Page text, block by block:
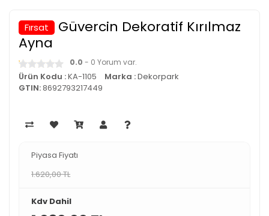
Fırsat
Güvercin Dekoratif Kırılmaz
Ayna
0.0 - 0 Yorum var.
Ürün Kodu :KA-1105 Marka :Dekorpark
GTIN:8692793217449
Piyasa Fiyatı
1.620,00 TL
Kdv Dahil